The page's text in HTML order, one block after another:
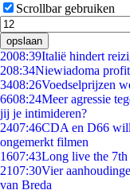
Scrollbar gebruiken
opslaan
2008:39Italië hindert
208:34Niewiadoma
3408:26Voedselprijzen
6608:24Meer agressie
jij je intimideren?
2407:46CDA en D66
ongemerkt filmen
1607:43Long live the
2107:30Vier
van Breda